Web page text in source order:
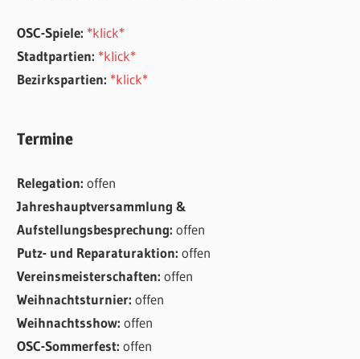
OSC-Spiele: *klick*
Stadtpartien: *klick*
Bezirkspartien: *klick*
Termine
Relegation:offen
Jahreshauptversammlung &
Aufstellungsbesprechung:offen
Putz- und Reparaturaktion:offen
Vereinsmeisterschaften:offen
Weihnachtsturnier:offen
Weihnachtsshow:offen
OSC-Sommerfest:offen